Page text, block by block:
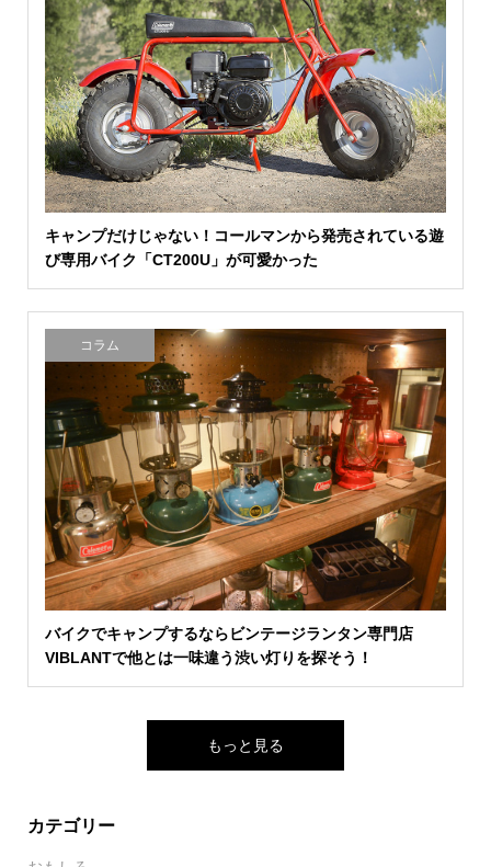
キャンプだけじゃない！コールマンから発売されている遊
び専用バイク「CT200U」が可愛かった
コラム
バイクでキャンプするならビンテージランタン専門店
VIBLANTで他とは一味違う渋い灯りを探そう！
もっと見る
カテゴリー